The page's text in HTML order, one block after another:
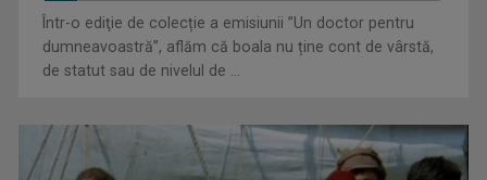
EVENIMENT ESTIVAL - Taberele ARC – Acolo unde începe
ACASĂ
Într-o ediţie de colecție a emisiunii ”Un doctor pentru
dumneavoastră”, aflăm că boala nu ține cont de vârstă,
de statut sau de nivelul de ...